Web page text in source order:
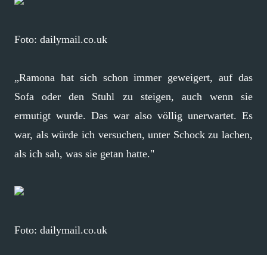
Foto: dailymail.co.uk
„Ramona hat sich schon immer geweigert, auf das
Sofa oder den Stuhl zu steigen, auch wenn sie
ermutigt wurde. Das war also völlig unerwartet. Es
war, als würde ich versuchen, unter Schock zu lachen,
als ich sah, was sie getan hatte."
Foto: dailymail.co.uk